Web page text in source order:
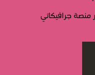
منصة جرافيكاتي